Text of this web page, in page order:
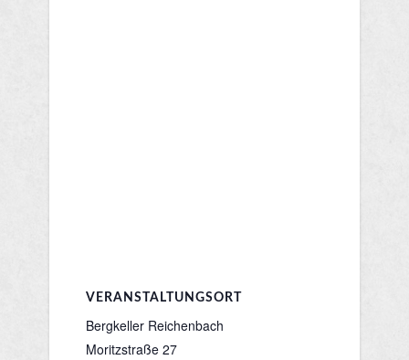
VERANSTALTUNGSORT
Bergkeller Reichenbach
Moritzstraße 27